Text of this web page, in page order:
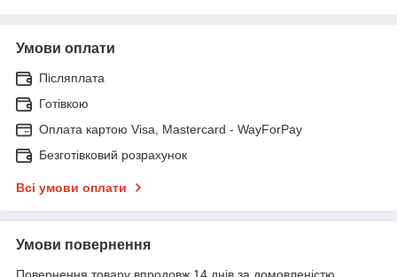
Умови оплати
Післяплата
Готівкою
Оплата картою Visa, Mastercard - WayForPay
Безготівковий розрахунок
Всі умови оплати
Умови повернення